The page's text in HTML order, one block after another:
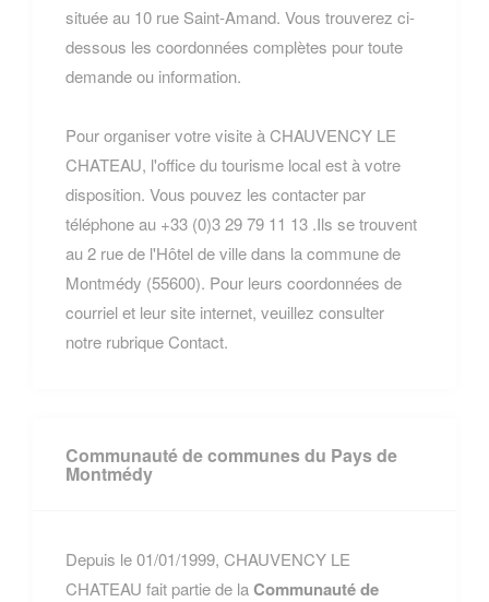
située au 10 rue Saint-Amand. Vous trouverez ci-
dessous les coordonnées complètes pour toute
demande ou information.
Pour organiser votre visite à CHAUVENCY LE
CHATEAU, l'office du tourisme local est à votre
disposition. Vous pouvez les contacter par
téléphone au +33 (0)3 29 79 11 13 .Ils se trouvent
au 2 rue de l'Hôtel de ville dans la commune de
Montmédy (55600). Pour leurs coordonnées de
courriel et leur site internet, veuillez consulter
notre rubrique Contact.
Communauté de communes du Pays de
Montmédy
Depuis le 01/01/1999, CHAUVENCY LE
CHATEAU fait partie de laCommunauté de